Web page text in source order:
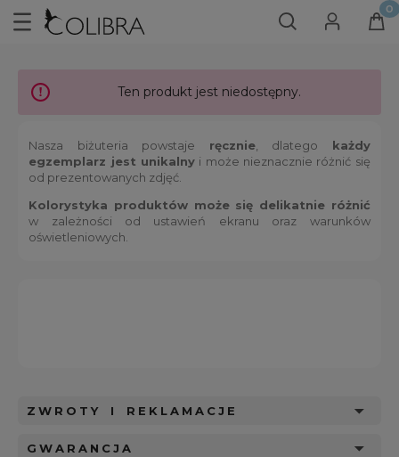
Ten produkt jest niedostępny.
Nasza biżuteria powstaje ręcznie, dlatego każdy
egzemplarz jest unikalnyi może nieznacznie różnić się
od prezentowanych zdjęć.
Kolorystyka produktów może się delikatnie różnić
w zależności od ustawień ekranu oraz warunków
oświetleniowych.
ZWROTY I REKLAMACJE
GWARANCJA